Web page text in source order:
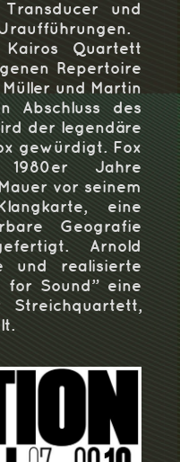
und
Quartett
Repertoire
und Martin
Abschluss des
der legendäre
gewürdigt. Fox
Jahre
vor seinem
eine
Geografie
Arnold
und realisierte
for Sound” eine
Streichquartett,